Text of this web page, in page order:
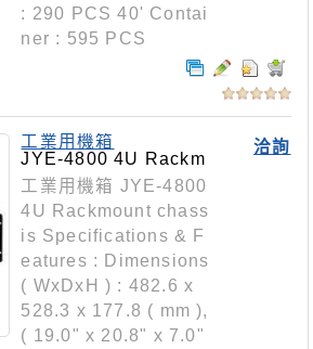
: 290 PCS 40' Contai
ner : 595 PCS
洽詢
工業用機箱
JYE-4800 4U Rackm
ount chassis
工業用機箱 JYE-4800
4U Rackmount chass
is Specifications & F
eatures : Dimensions
( WxDxH ) : 482.6 x
528.3 x 177.8 ( mm ),
( 19.0" x 20.8" x 7.0"